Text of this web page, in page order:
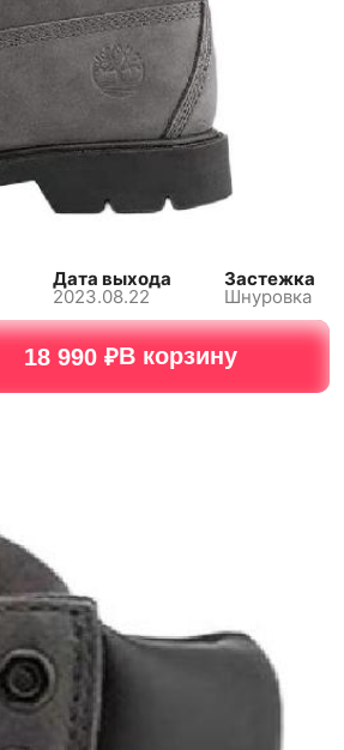
Дата выхода
2023.08.22
Застежка
Шнуровка
18 990 ₽В корзину